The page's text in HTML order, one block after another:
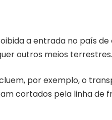
a entrada no país
outros meios terrestres.
por exemplo, o
cortados pela linha de